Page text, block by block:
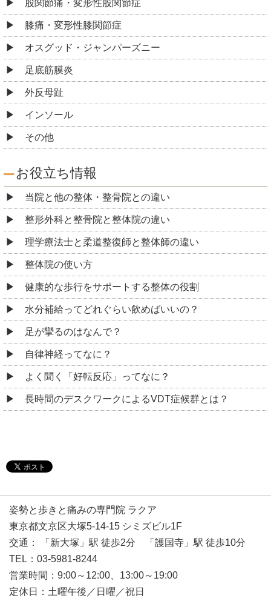
股関節痛・変形性股関節症
膝痛・変形性膝関節症
オスグッド・ジャンパーズニー
足底筋膜炎
外反母趾
インソール
その他
お役立ち情報
当院と他の整体・整骨院との違い
整形外科と整骨院と整体院の違い
理学療法士と柔道整復師と整体師の違い
整体院の使い方
健康的な歩行をサポートする整体の役割
水分補給ってどれぐらい飲めばいいの？
足が攣るのはなんで？
自律神経ってなに？
よく聞く「好転反応」ってなに？
長時間のデスクワークによるVDT症候群とは？
姿勢と歩きと痛みの専門院 ラクア
東京都文京区大塚5-14-15 シミズビル1F
交通： 「新大塚」駅 徒歩2分 「護国寺」駅 徒歩10分
TEL：03-5981-8244
営業時間：9:00～12:00、13:00～19:00
定休日：土曜午後／日曜／祝日